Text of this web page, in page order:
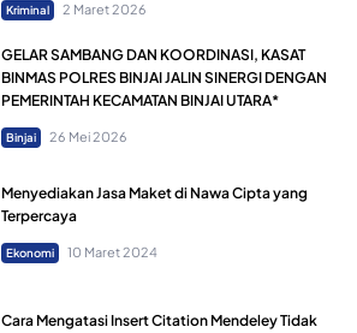
Kriminal 2 Maret 2026
GELAR SAMBANG DAN KOORDINASI, KASAT
BINMAS POLRES BINJAI JALIN SINERGI DENGAN
PEMERINTAH KECAMATAN BINJAI UTARA*
Binjai 26 Mei 2026
Menyediakan Jasa Maket di Nawa Cipta yang
Terpercaya
Ekonomi 10 Maret 2024
Cara Mengatasi Insert Citation Mendeley Tidak